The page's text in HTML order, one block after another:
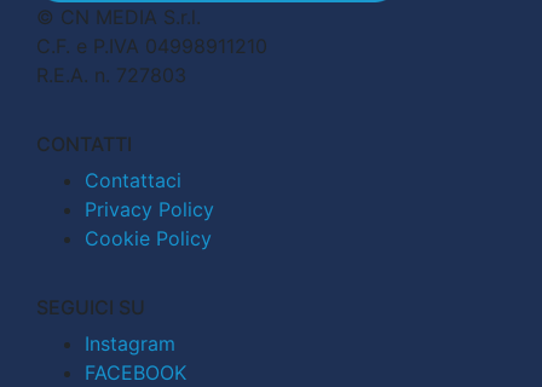
© CN MEDIA S.r.l.
C.F. e P.IVA 04998911210
R.E.A. n. 727803
CONTATTI
Contattaci
Privacy Policy
Cookie Policy
SEGUICI SU
Instagram
FACEBOOK